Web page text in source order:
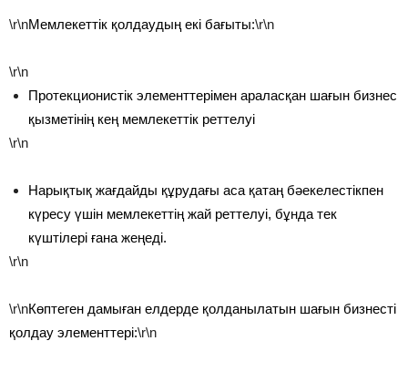
\r\nМемлекеттік қолдаудың екі бағыты:\r\n
\r\n
Протекционистік элементтерімен араласқан шағын бизнес
қызметінің кең мемлекеттік реттелуі
\r\n
Нарықтық жағдайды құрудағы аса қатаң бәекелестікпен
күресу үшін мемлекеттің жай реттелуі, бұнда тек
күштілері ғана жеңеді.
\r\n
\r\nКөптеген дамыған елдерде қолданылатын шағын бизнесті
қолдау элементтері:\r\n